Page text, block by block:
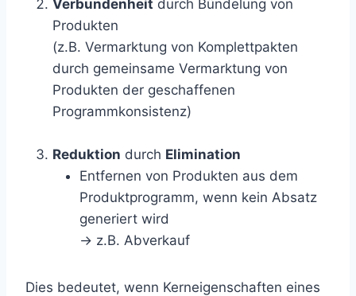
Verbundenheit durch Bündelung von
Produkten
(z.B. Vermarktung von Komplettpakten
durch gemeinsame Vermarktung von
Produkten der geschaffenen
Programmkonsistenz)
Reduktion durch Elimination
Entfernen von Produkten aus dem
Produktprogramm, wenn kein Absatz
generiert wird
-> z.B. Abverkauf
Dies bedeutet, wenn Kerneigenschaften eines